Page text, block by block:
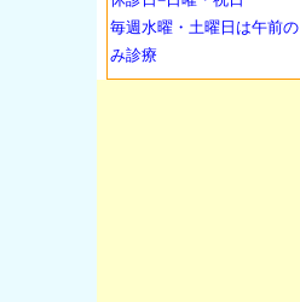
毎週水曜・土曜日は午前の
み診療